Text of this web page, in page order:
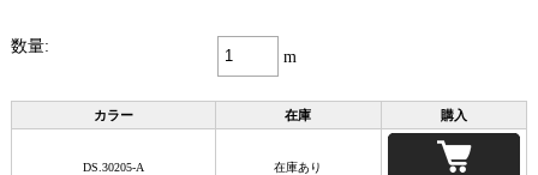
数量:
m
カラー 在庫 購入
DS.30205-A 在庫あり